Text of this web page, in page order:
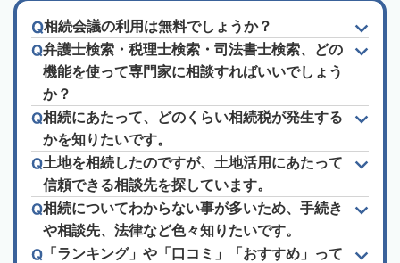
相続会議の利用は無料でしょうか？
弁護士検索・税理士検索・司法書士検索、どの
機能を使って専門家に相談すればいいでしょう
か？
相続にあたって、どのくらい相続税が発生する
かを知りたいです。
土地を相続したのですが、土地活用にあたって
信頼できる相談先を探しています。
相続についてわからない事が多いため、手続き
や相談先、法律など色々知りたいです。
「ランキング」や「口コミ」「おすすめ」って